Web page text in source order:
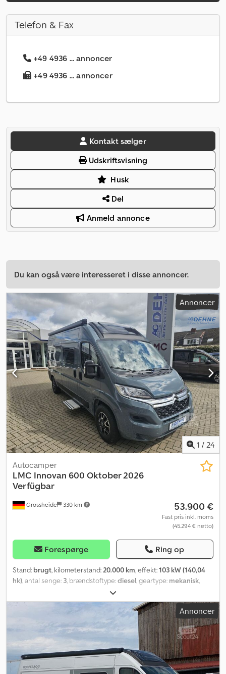
Telefon & Fax
+49 4936 ... annoncer
+49 4936 ... annoncer
Kontakt sælger
Udskriftsvisning
Husk
Del
Anmeld annonce
Du kan også være interesseret i disse annoncer.
Annoncer
1 / 24
Grossheide 330 km
Autocamper
LMC Innovan 600 Oktober 2026
Verfügbar
53.900 €
Fast pris inkl. moms
(45.294 € netto)
Forespørge Ring op
Stand: brugt, kilometerstand: 20.000 km, effekt:103 kW (140,04
hk) , antal senge: 3 , brændstoftype:diesel , geartype: mekanisk
09/2025
samlet bredde:2.090 mm, total højde:2.620 mm, emissionsklasse:
3.500 kg , Produktionsår:2024, Udstyr:ABS,
badeværelse, brugtvognsgaranti, centrallås, elektronisk
stabilitetsprogram (ESP), navigationssystem, parkeringsvarmer,
sodfilter
, * Motor / chassis: Citroen Jumper 2,2 l BlueHDI * Effekt:
103 kW / 140 hk * Gearkasse: Manuel gearkasse * Kilometerstand:
20.000 km * Tilladt totalvægt: 3.500 kg * Seng(e): Dobbeltseng *
Annoncer